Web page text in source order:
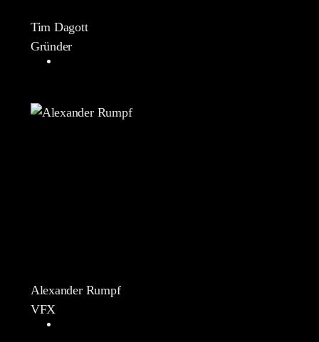
Tim Dagott
Gründer
Alexander Rumpf
VFX